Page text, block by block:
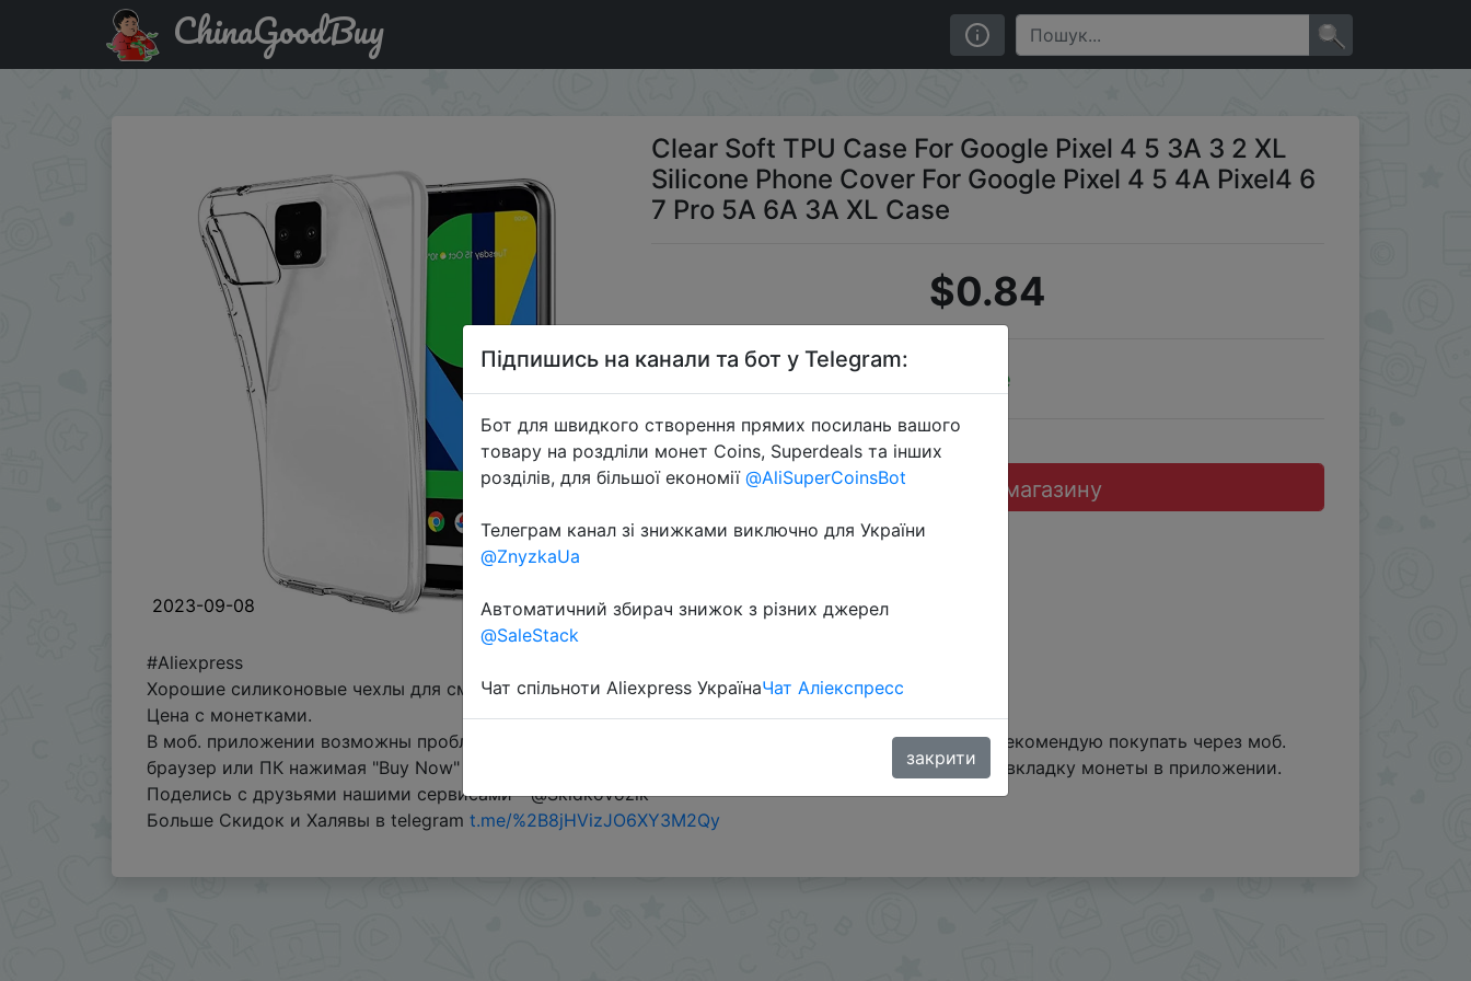
Придбати по знижці Clear Soft TPU Case For Google Pixel 4 5 3A 3 2 XL Silicone Phone Cover For Google Pixel 4 5 4A Pixel4 6 7 Pro 5A 6A 3A XL Case
ChinaGoodBuy
2023-09-08
Clear Soft TPU Case For Google Pixel 4 5 3A 3 2 XL
Silicone Phone Cover For Google Pixel 4 5 4A Pixel4 6
7 Pro 5A 6A 3A XL Case
$0.84
Sale
Перейти до магазину
#Aliexpress
Хорошие силиконовые чехлы для смартфонов Google Pixel.
Цена с монетками.
В моб. приложении возможны проблемы с применением/списанием монет в таком количестве. Рекомендую покупать через моб.
браузер или ПК нажимая "Buy Now" для применения монет как в посте, или искать скидки через вкладку монеты в приложении.
Поделись с друзьями нашими сервисами - @Skidkovozik
Больше Скидок и Халявы в telegram t.me/%2B8jHVizJO6XY3M2Qy
Підпишись на канали та бот у Telegram:
Бот для швидкого створення прямих посилань вашого
товару на роздліли монет Coins, Superdeals та інших
розділів, для більшої економії @AliSuperCoinsBot
Телеграм канал зі знижками виключно для України
@ZnyzkaUa
Автоматичний збирач знижок з різних джерел
@SaleStack
Чат спільноти Aliexpress УкраїнаЧат Аліекспресс
закрити